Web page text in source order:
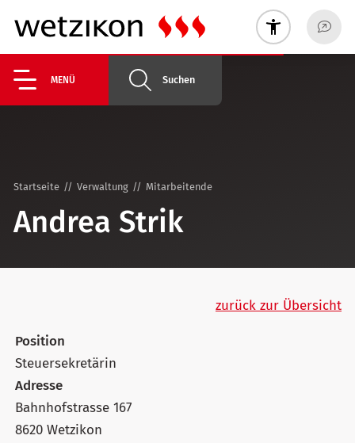
MENÜ Suchen
Startseite Verwaltung Mitarbeitende
Andrea Strik
zurück zur Übersicht
Position
Steuersekretärin
Adresse
Bahnhofstrasse 167
8620 Wetzikon